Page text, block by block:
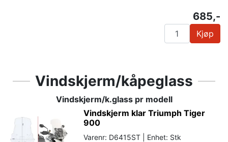
685,-
Kjøp
Vindskjerm/kåpeglass
Vindskjerm/k.glass pr modell
Vindskjerm klar Triumph Tiger
900
Varenr: D6415ST | Enhet: Stk